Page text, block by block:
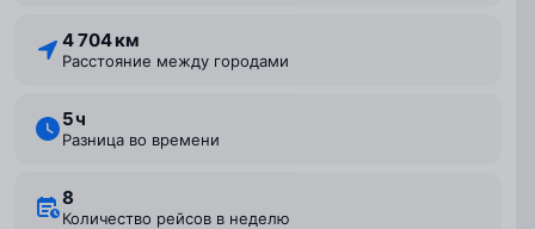
4 704 км
Расстояние между городами
5 ⁠ч
Разница во времени
8
Количество рейсов в неделю